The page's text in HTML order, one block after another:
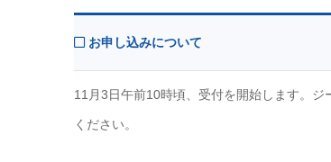
お申し込みについて
11月3日午前10時頃、受付を開始します。
ください。